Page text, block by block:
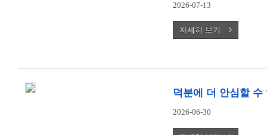
2026-07-13
자세히 보기
덕분에 더 안심할 수
2026-06-30